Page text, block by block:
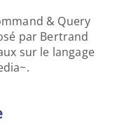
& Query
par Bertrand
sur le langage